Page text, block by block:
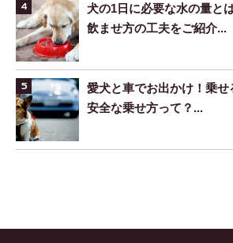
犬の1日に必要な水の量と
飲ませ方の工夫をご紹介...
愛犬と車でお出かけ！乗せ
安全な乗せ方って？...